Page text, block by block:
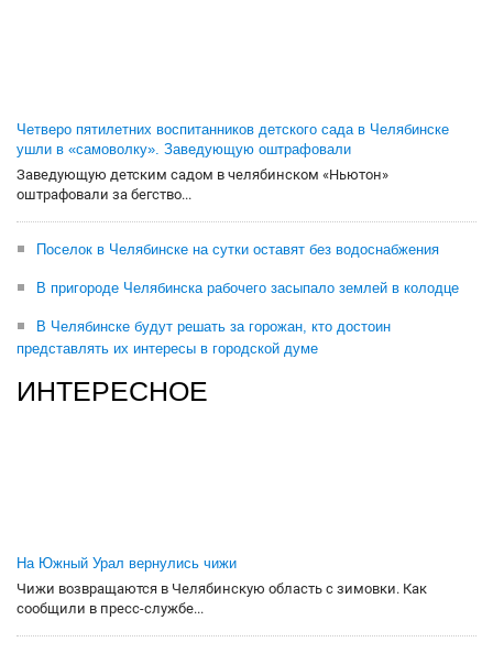
Четверо пятилетних воспитанников детского сада в Челябинске
ушли в «самоволку». Заведующую оштрафовали
Заведующую детским садом в челябинском «Ньютон»
оштрафовали за бегство...
Поселок в Челябинске на сутки оставят без водоснабжения
В пригороде Челябинска рабочего засыпало землей в колодце
В Челябинске будут решать за горожан, кто достоин
представлять их интересы в городской думе
ИНТЕРЕСНОЕ
На Южный Урал вернулись чижи
Чижи возвращаются в Челябинскую область с зимовки. Как
сообщили в пресс-службе...